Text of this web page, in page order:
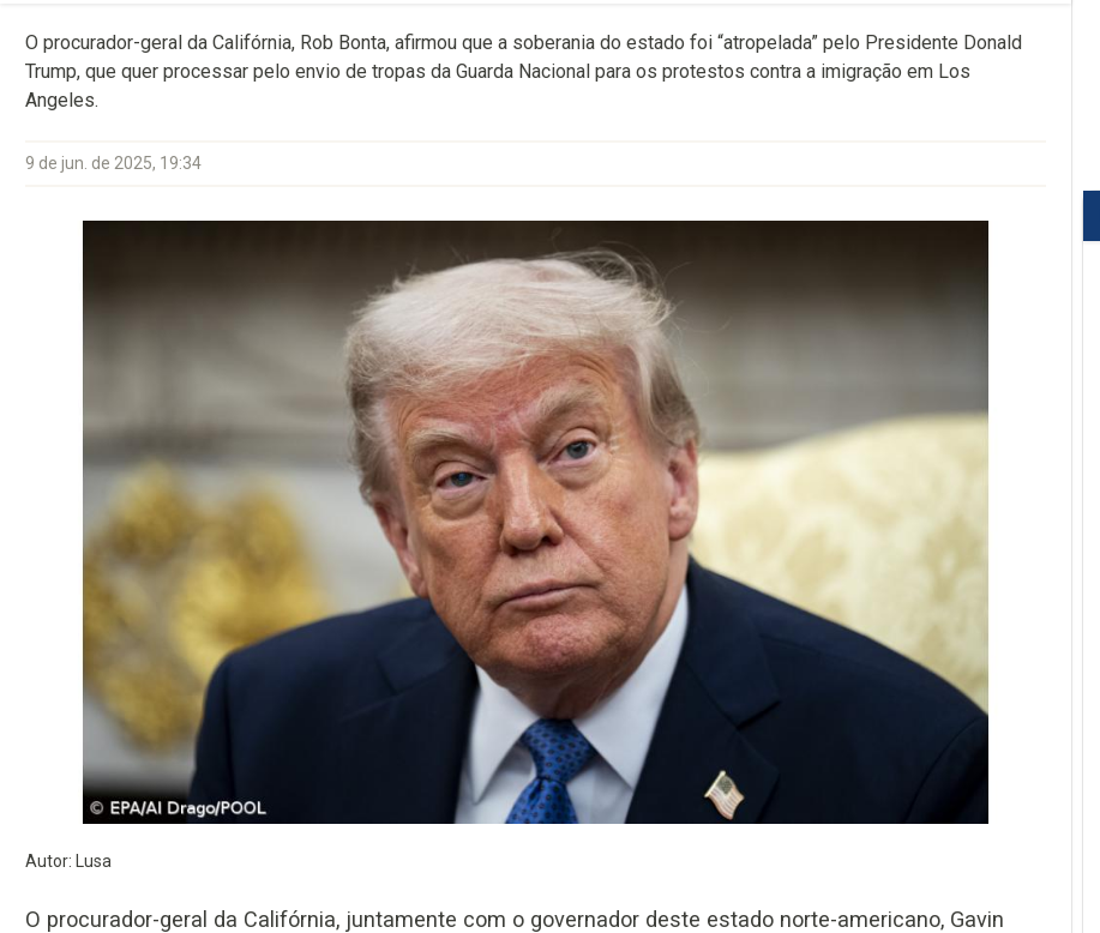
O procurador-geral da Califórnia, Rob Bonta, afirmou que a soberania do estado foi “atropelada” pelo Presidente Donald
Trump, que quer processar pelo envio de tropas da Guarda Nacional para os protestos contra a imigração em Los
Angeles.
9 de jun. de 2025, 19:34
Autor: Lusa
O procurador-geral da Califórnia, juntamente com o governador deste estado norte-americano, Gavin